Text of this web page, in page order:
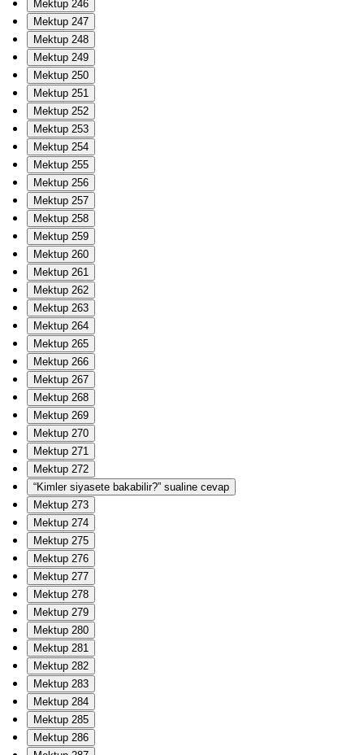
Mektup 246
Mektup 247
Mektup 248
Mektup 249
Mektup 250
Mektup 251
Mektup 252
Mektup 253
Mektup 254
Mektup 255
Mektup 256
Mektup 257
Mektup 258
Mektup 259
Mektup 260
Mektup 261
Mektup 262
Mektup 263
Mektup 264
Mektup 265
Mektup 266
Mektup 267
Mektup 268
Mektup 269
Mektup 270
Mektup 271
Mektup 272
“Kimler siyasete bakabilir?” sualine cevap
Mektup 273
Mektup 274
Mektup 275
Mektup 276
Mektup 277
Mektup 278
Mektup 279
Mektup 280
Mektup 281
Mektup 282
Mektup 283
Mektup 284
Mektup 285
Mektup 286